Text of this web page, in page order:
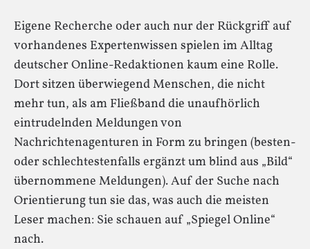
Eigene Recherche oder auch nur der Rückgriff auf
vorhandenes Expertenwissen spielen im Alltag
deutscher Online-Redaktionen kaum eine Rolle.
Dort sitzen überwiegend Menschen, die nicht
mehr tun, als am Fließband die unaufhörlich
eintrudelnden Meldungen von
Nachrichtenagenturen in Form zu bringen (besten-
oder schlechtestenfalls ergänzt um blind aus „Bild“
übernommene Meldungen). Auf der Suche nach
Orientierung tun sie das, was auch die meisten
Leser machen: Sie schauen auf „Spiegel Online“
nach.